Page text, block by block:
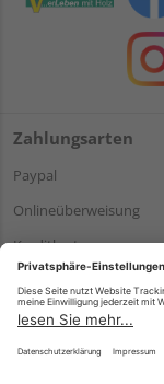
Zahlungsarten
Paypal
Onlineüberweisung
Kreditkarte
*Bonität vorausgesetzt